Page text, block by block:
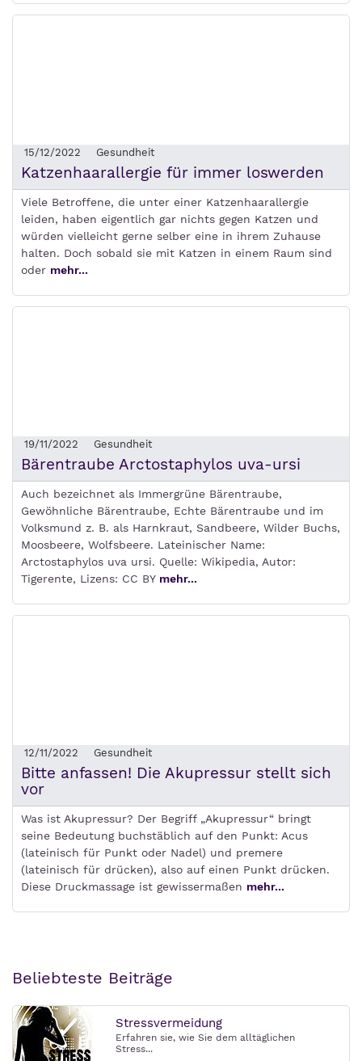
15/12/2022 Gesundheit
Katzenhaarallergie für immer loswerden
Viele Betroffene, die unter einer Katzenhaarallergie
leiden, haben eigentlich gar nichts gegen Katzen und
würden vielleicht gerne selber eine in ihrem Zuhause
halten. Doch sobald sie mit Katzen in einem Raum sind
oder mehr...
19/11/2022 Gesundheit
Bärentraube Arctostaphylos uva-ursi
Auch bezeichnet als Immergrüne Bärentraube,
Gewöhnliche Bärentraube, Echte Bärentraube und im
Volksmund z. B. als Harnkraut, Sandbeere, Wilder Buchs,
Moosbeere, Wolfsbeere. Lateinischer Name:
Arctostaphylos uva ursi. Quelle: Wikipedia, Autor:
Tigerente, Lizens: CC BY mehr...
12/11/2022 Gesundheit
Bitte anfassen! Die Akupressur stellt sich
vor
Was ist Akupressur? Der Begriff „Akupressur“ bringt
seine Bedeutung buchstäblich auf den Punkt: Acus
(lateinisch für Punkt oder Nadel) und premere
(lateinisch für drücken), also auf einen Punkt drücken.
Diese Druckmassage ist gewissermaßen mehr...
Beliebteste Beiträge
Stressvermeidung
Erfahren sie, wie Sie dem alltäglichen
Stress...